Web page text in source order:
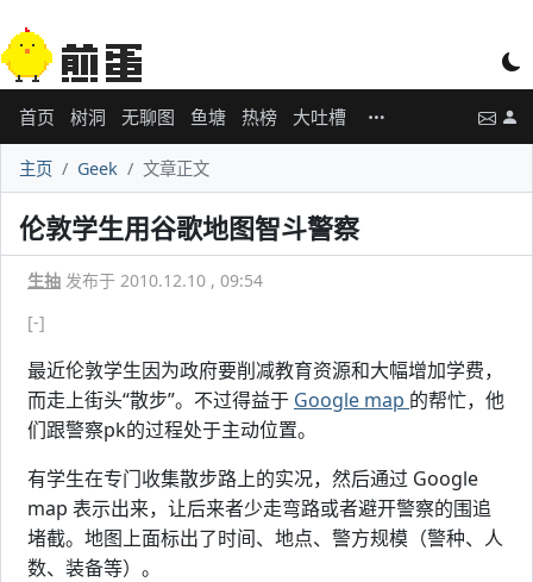
首页 树洞 无聊图 鱼塘 热榜 大吐槽
主页 Geek 文章正文
伦敦学生用谷歌地图智斗警察
生抽 发布于 2010.12.10 , 09:54
[-]
最近伦敦学生因为政府要削减教育资源和大幅增加学费，
而走上街头“散步”。不过得益于 Google map 的帮忙，他
们跟警察pk的过程处于主动位置。
有学生在专门收集散步路上的实况，然后通过 Google
map 表示出来，让后来者少走弯路或者避开警察的围追
堵截。地图上面标出了时间、地点、警方规模（警种、人
数、装备等）。